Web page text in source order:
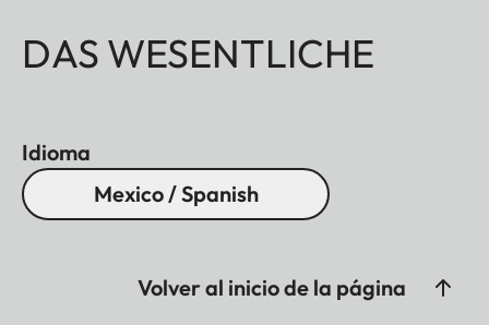
DAS WESENTLICHE
Idioma
Mexico / Spanish
Volver al inicio de la página